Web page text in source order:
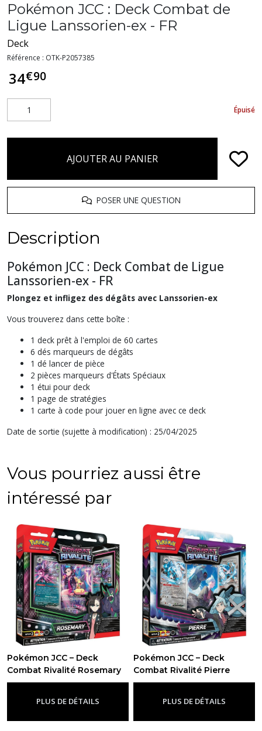
Pokémon JCC : Deck Combat de
Ligue Lanssorien-ex - FR
Deck
Référence : OTK-P2057385
34€90
Épuisé
AJOUTER AU PANIER
POSER UNE QUESTION
Description
Pokémon JCC : Deck Combat de Ligue
Lanssorien-ex - FR
Plongez et infligez des dégâts avec Lanssorien-ex
Vous trouverez dans cette boîte :
1 deck prêt à l'emploi de 60 cartes
6 dés marqueurs de dégâts
1 dé lancer de pièce
2 pièces marqueurs d'États Spéciaux
1 étui pour deck
1 page de stratégies
1 carte à code pour jouer en ligne avec ce deck
Date de sortie (sujette à modification) : 25/04/2025
Vous pourriez aussi être
intéressé par
Pokémon JCC – Deck
Combat Rivalité Rosemary
(Niveau 2)-Deck
PLUS DE DÉTAILS
Pokémon JCC – Deck
Combat Rivalité Pierre
(Niveau 2)-Deck
PLUS DE DÉTAILS